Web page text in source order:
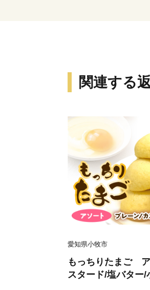
関連する
愛知県小牧市
もっちりたまご
スタード/塩バター/